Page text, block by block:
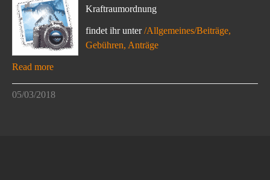
Kraftraumordnung
findet ihr unter/Allgemeines/Beiträge,
Gebühren, Anträge
Read more
05/03/2018